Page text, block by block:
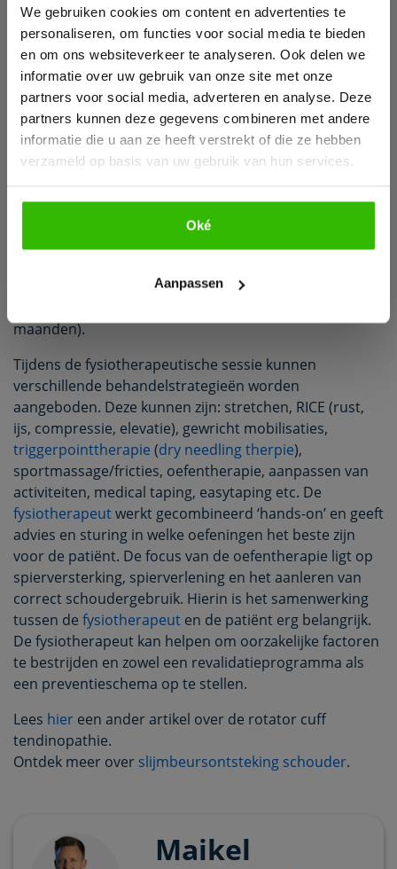
We gebruiken cookies om content en advertenties te
personaliseren, om functies voor social media te bieden
en om ons websiteverkeer te analyseren. Ook delen we
informatie over uw gebruik van onze site met onze
partners voor social media, adverteren en analyse. Deze
partners kunnen deze gegevens combineren met andere
informatie die u aan ze heeft verstrekt of die ze hebben
verzameld op basis van uw gebruik van hun services.
Oké
Aanpassen
worden gesteld. Een RX scan of Ultrasound is vaak
nodig om de diagnose te bevestigen en de ernst van de
aandoening vast te stellen. In sommige gevallen kan
een MRI scan nodig zijn om andere aandoeningen uit te
sluiten.
Hoe wordt het
behandeld?
Met adequate fysiotherapeutische behandeling kunnen
de meeste matige rotator cuff tendinopathieën, die
nog niet langdurig aanwezig waren, binnen een aantal
langdurig aanwezig zijn voordat er interventie plaats
maanden).
Tijdens de fysiotherapeutische sessie kunnen
verschillende behandelstrategieën worden
aangeboden. Deze kunnen zijn: stretchen, RICE (rust,
ijs, compressie, elevatie), gewricht mobilisaties,
triggerpointtherapie (dry needling therpie),
sportmassage/fricties, oefentherapie, aanpassen van
activiteiten, medical taping, easytaping etc. De
fysiotherapeutwerkt gecombineerd ‘hands-on’ en geeft
advies en sturing in welke oefeningen het beste zijn
voor de patiënt. De focus van de oefentherapie ligt op
spierversterking, spierverlening en het aanleren van
correct schoudergebruik. Hierin is het samenwerking
tussen de fysiotherapeut en de patiënt erg belangrijk.
De fysiotherapeut kan helpen om oorzakelijke factoren
te bestrijden en zowel een revalidatieprogramma als
een preventieschema op te stellen.
Lees hier een ander artikel over de rotator cuff
tendinopathie.
Ontdek meer over slijmbeursontsteking schouder.
Maikel
Bekijk e-book